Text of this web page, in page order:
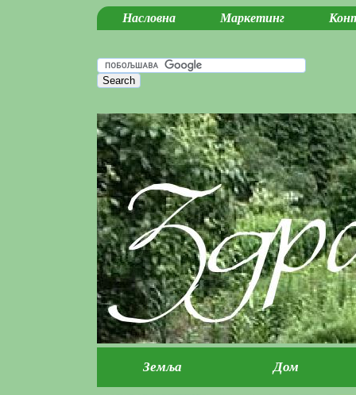
Насловна Маркетинг
Земља Дом